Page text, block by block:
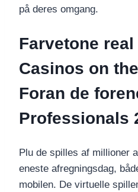
på deres omgang.
Farvetone
Casinos on
Foran de
Professionals
Plu de spilles af millioner
eneste afregningsdag,
mobilen. De virtuelle